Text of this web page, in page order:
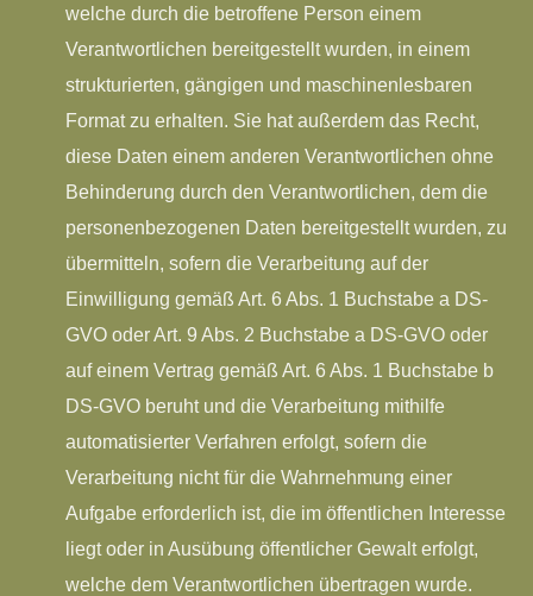
welche durch die betroffene Person einem
Verantwortlichen bereitgestellt wurden, in einem
strukturierten, gängigen und maschinenlesbaren
Format zu erhalten. Sie hat außerdem das Recht,
diese Daten einem anderen Verantwortlichen ohne
Behinderung durch den Verantwortlichen, dem die
personenbezogenen Daten bereitgestellt wurden, zu
übermitteln, sofern die Verarbeitung auf der
Einwilligung gemäß Art. 6 Abs. 1 Buchstabe a DS-
GVO oder Art. 9 Abs. 2 Buchstabe a DS-GVO oder
auf einem Vertrag gemäß Art. 6 Abs. 1 Buchstabe b
DS-GVO beruht und die Verarbeitung mithilfe
automatisierter Verfahren erfolgt, sofern die
Verarbeitung nicht für die Wahrnehmung einer
Aufgabe erforderlich ist, die im öffentlichen Interesse
liegt oder in Ausübung öffentlicher Gewalt erfolgt,
welche dem Verantwortlichen übertragen wurde.